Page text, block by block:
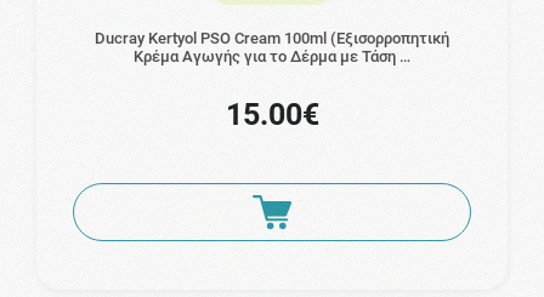
Ducray Kertyol PSO Cream 100ml (Εξισορροπητική
Κρέμα Αγωγής για το Δέρμα με Τάση …
15.00€